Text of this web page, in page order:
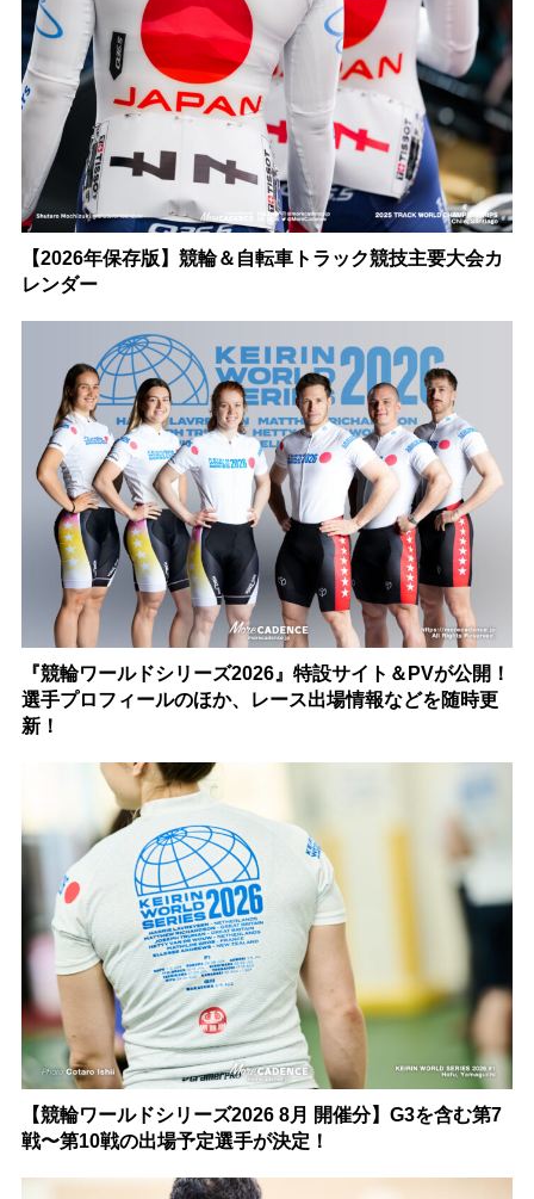
【2026年保存版】競輪＆自転車トラック競技主要大会カ
レンダー
『競輪ワールドシリーズ2026』特設サイト＆PVが公開！
選手プロフィールのほか、レース出場情報などを随時更
新！
【競輪ワールドシリーズ2026 8月 開催分】G3を含む第7
戦〜第10戦の出場予定選手が決定！